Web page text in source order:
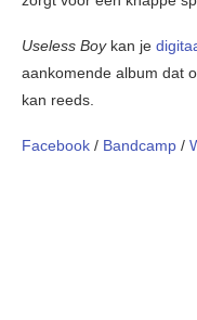
Useless Boy kan je
aankomende album dat
kan reeds.
Facebook / Bandcamp /